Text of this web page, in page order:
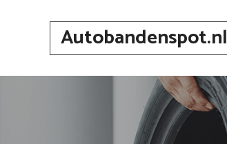
Autobandenspot.nl